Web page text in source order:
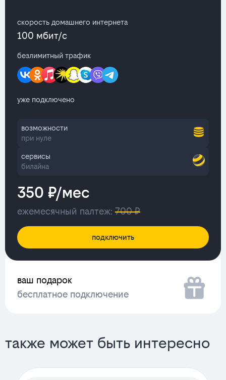
скорость домашнего интернета
100 мбит/с
безлимитный трафик
уже подключено
возможности
при нуле
сервисы
билайна
350 ₽/мес
ежемесячный палтеж: 700 ₽
подключить
ваш подарок
бесплатное подключение
также может быть интересно